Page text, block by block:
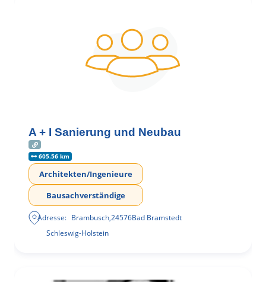
A + I Sanierung und Neubau
605.56 km
Architekten/Ingenieure
Bausachverständige
Adresse: Brambusch,24576Bad Bramstedt
Schleswig-Holstein